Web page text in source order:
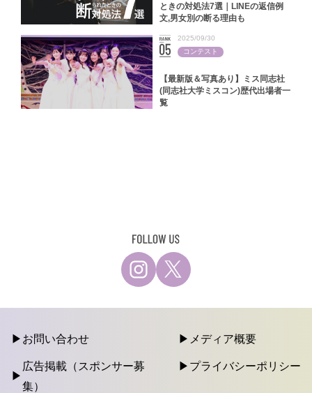
ときの対処法7選｜LINEの返信例
文,男女別の断る理由も
【最新版＆写真あり】ミス同志社
(同志社大学ミスコン)歴代出場者一
覧
2025/09/30
コンテスト
お問い合わせ メディア概要
広告掲載（スポンサー募
集）
プライバシーポリシー